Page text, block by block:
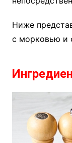
Ниже
с морковью и